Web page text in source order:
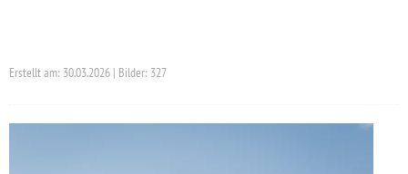
Erstellt am: 30.03.2026 | Bilder: 327